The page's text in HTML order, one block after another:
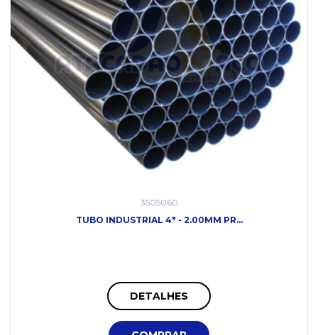
3505060
TUBO INDUSTRIAL 4" - 2.00MM PR...
DETALHES